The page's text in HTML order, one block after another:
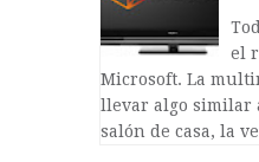
el
Microsoft. La
llevar algo similar
salón de casa, la